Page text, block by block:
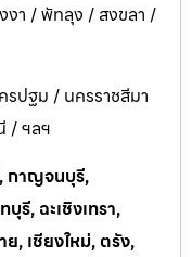
งา / พัทลุง / สงขลา /
ปฐม / นครราชสีมา
/ ฯลฯ
กาญจนบุรี,
รี, ฉะเชิงเทรา,
, เชียงใหม่, ตรัง,